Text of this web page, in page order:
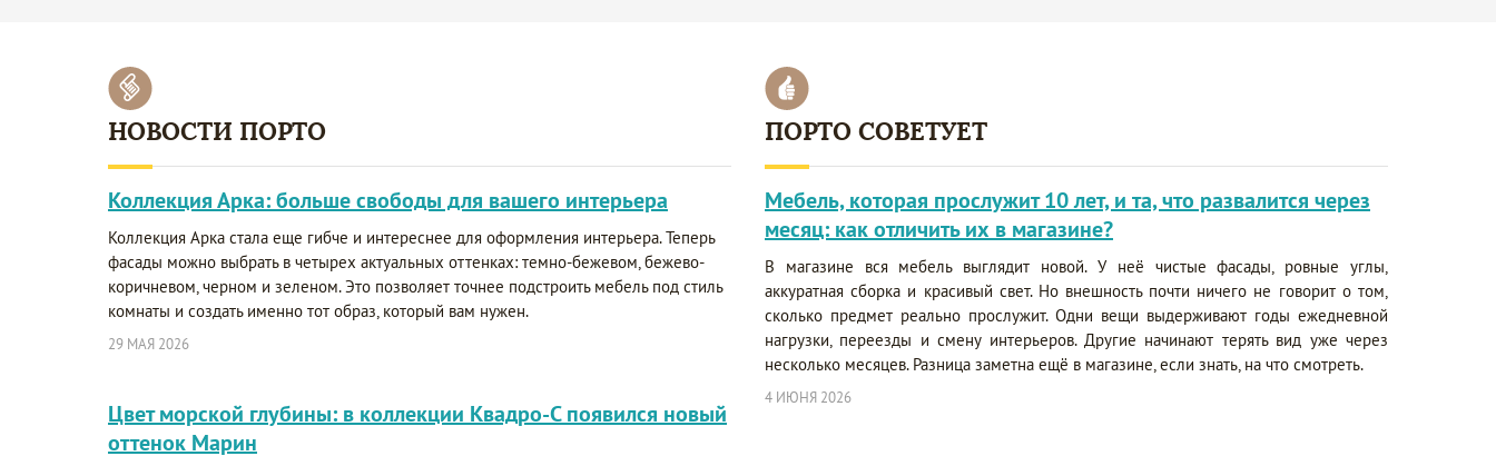
НОВОСТИ ПОРТО
Коллекция Арка: больше свободы для вашего интерьера
Коллекция Арка стала еще гибче и интереснее для оформления интерьера. Теперь
фасады можно выбрать в четырех актуальных оттенках: темно-бежевом, бежево-
коричневом, черном и зеленом. Это позволяет точнее подстроить мебель под стиль
комнаты и создать именно тот образ, который вам нужен.
29 МАЯ 2026
Цвет морской глубины: в коллекции Квадро-С появился новый
оттенок Марин
ПОРТО СОВЕТУЕТ
Мебель, которая прослужит 10 лет, и та, что развалится через
месяц: как отличить их в магазине?
В магазине вся мебель выглядит новой. У неё чистые фасады, ровные углы,
аккуратная сборка и красивый свет. Но внешность почти ничего не говорит о том,
сколько предмет реально прослужит. Одни вещи выдерживают годы ежедневной
нагрузки, переезды и смену интерьеров. Другие начинают терять вид уже через
несколько месяцев. Разница заметна ещё в магазине, если знать, на что смотреть.
4 ИЮНЯ 2026